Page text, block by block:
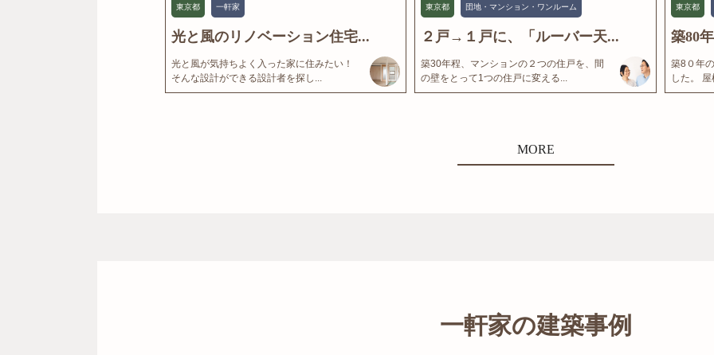
東京都 一軒家
光と風のリノベーション住宅...
光と風が気持ちよく入った家に住みたい！
そんな設計ができる設計者を探し...
東京都 団地・マンション・ワンルーム
２戸→１戸に、「ルーバー天...
築30年程、マンションの２つの住戸を、間
の壁をとって1つの住戸に変える...
東京都
築80
築8０年
した。
MORE
一軒家の建築事例